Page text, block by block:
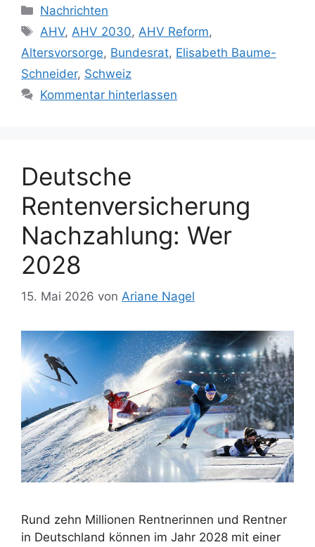
Kategorien
Nachrichten
Schlagwörter
AHV,AHV 2030,AHV Reform,
Altersvorsorge, Bundesrat, Elisabeth Baume-
Schneider, Schweiz
Kommentar hinterlassen
Deutsche
Rentenversicherung
Nachzahlung: Wer
2028
15. Mai 2026 von Ariane Nagel
Rund zehn Millionen Rentnerinnen und Rentner
in Deutschland können im Jahr 2028 mit einer